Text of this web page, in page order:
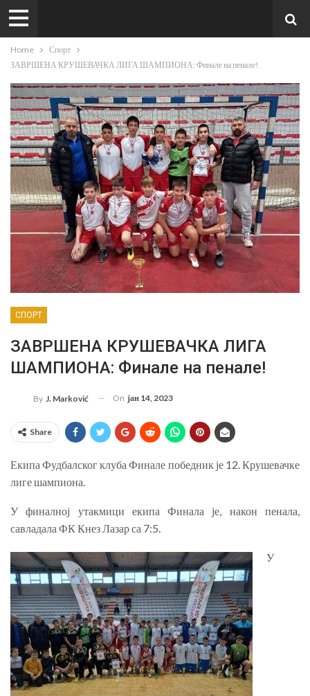
Home
Спорт
ЗАВРШЕНА КРУШЕВАЧКА ЛИГА ШАМПИОНА: Финале на пенале!
СПОРТ
ЗАВРШЕНА КРУШЕВАЧКА ЛИГА
ШАМПИОНА: Финале на пенале!
By J. Marković On јан 14, 2023
Share
Екипа Фудбалског клуба Финале победник је 12. Крушевачке
лиге шампиона.
У финалној утакмици екипа Финала је, након пенала,
савладала ФК Кнез Лазар са 7:5.
У